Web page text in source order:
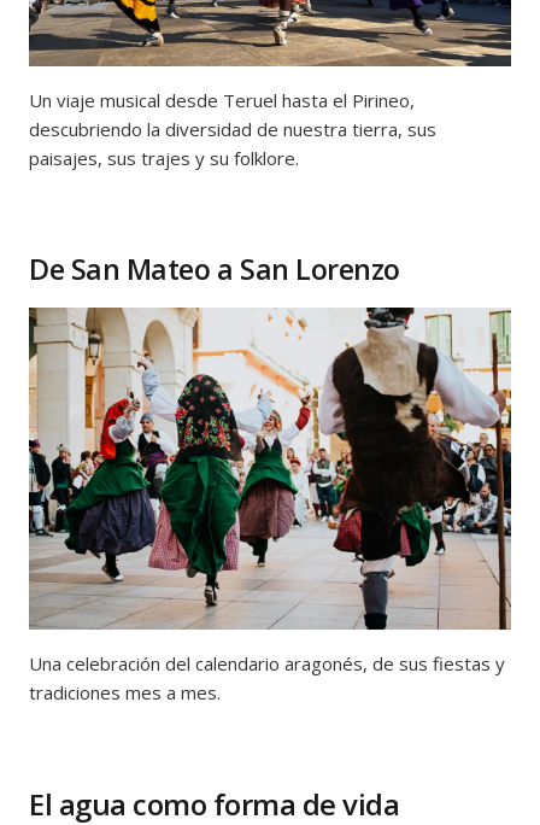
Un viaje musical desde Teruel hasta el Pirineo,
descubriendo la diversidad de nuestra tierra, sus
paisajes, sus trajes y su folklore.
De San Mateo a San Lorenzo
Una celebración del calendario aragonés, de sus fiestas y
tradiciones mes a mes.
El agua como forma de vida